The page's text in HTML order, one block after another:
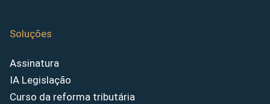
Soluções
Assinatura
IA Legislação
Curso da reforma tributária